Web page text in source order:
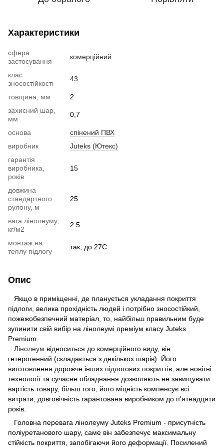
Характеристики
сфера
застосування
комерційний
клас
зносостійкості
43
товщина, мм
2
захисний шар,
мм
0,7
основа
спінений ПВХ
виробник
Juteks (Ютекс)
гарантія
виробника,
років
15
довжина
стандартного
рулону, м
25
вага лінолеуму,
кг/м2
2.5
монтаж на
теплу підлогу
так, до 27С
Опис
Якщо в приміщенні, де планується укладання покриття
підлоги, велика прохідність людей і потрібно зносостійкий,
пожежобезпечний матеріал, то, найбільш правильним буде
зупинити свій вибір на лінолеумі преміум класу Juteks
Premium.
Лінолеум відноситься до комерційного виду, він
гетерогенний (складається з декількох шарів). Його
виготовлення дорожче інших підлогових покриттів, але новітні
технології та сучасне обладнання дозволяють не завищувати
вартість товару, більш того, його міцність компенсує всі
витрати, довговічність гарантована виробником до п'ятнадцяти
років.
Головна перевага лінолеуму Juteks Premium - присутність
поліуретанового шару, саме він забезпечує максимальну
стійкість покриття, запобігаючи його деформації. Посилений